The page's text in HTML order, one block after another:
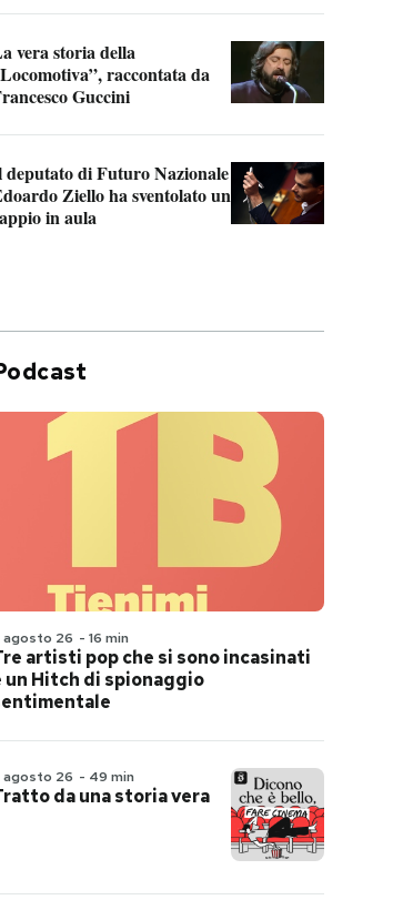
vera storia della
raccontata da
Guccini
deputato di Futuro Nazionale
Ziello ha sventolato un
in aula
agosto 26 - 16 min
artisti pop che si sono incasinati
un Hitch di spionaggio
agosto 26 - 49 min
da una storia vera